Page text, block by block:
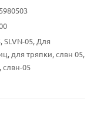
SLVN-05, Для
для тряпки, слвн 05,
слвн-05